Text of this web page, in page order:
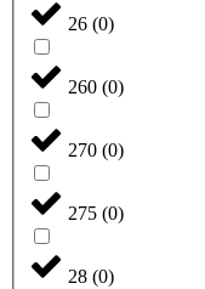
26 (0)
260 (0)
270 (0)
275 (0)
28 (0)